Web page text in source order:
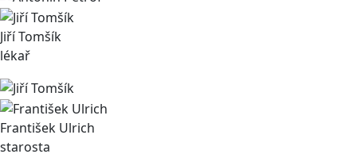
Jiří Tomšík
lékař
František Ulrich
starosta